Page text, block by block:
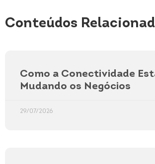
Conteúdos
Como a Conectividade
Mudando os Negócios
29/07/2026